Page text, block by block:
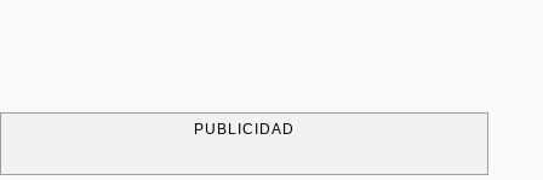
PUBLICIDAD